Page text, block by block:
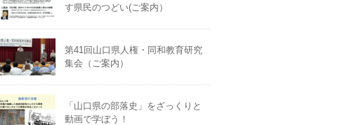
す県民のつどい(ご案内）
第41回山口県人権・同和教育研究
集会（ご案内）
「山口県の部落史」をざっくりと
動画で学ぼう！